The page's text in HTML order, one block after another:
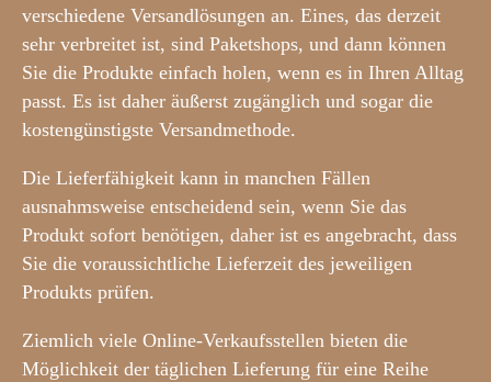
verschiedene Versandlösungen an. Eines, das derzeit
sehr verbreitet ist, sind Paketshops, und dann können
Sie die Produkte einfach holen, wenn es in Ihren Alltag
passt. Es ist daher äußerst zugänglich und sogar die
kostengünstigste Versandmethode.
Die Lieferfähigkeit kann in manchen Fällen
ausnahmsweise entscheidend sein, wenn Sie das
Produkt sofort benötigen, daher ist es angebracht, dass
Sie die voraussichtliche Lieferzeit des jeweiligen
Produkts prüfen.
Ziemlich viele Online-Verkaufsstellen bieten die
Möglichkeit der täglichen Lieferung für eine Reihe